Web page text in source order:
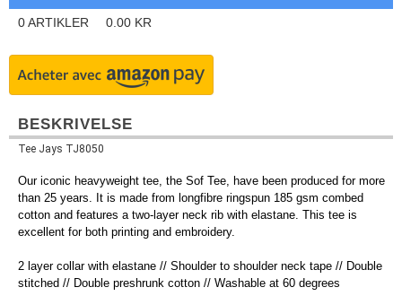
0ARTIKLER 0.00 KR
BESKRIVELSE
Tee Jays TJ8050
Our iconic heavyweight tee, the Sof Tee, have been produced for more
than 25 years. It is made from longfibre ringspun 185 gsm combed
cotton and features a two-layer neck rib with elastane. This tee is
excellent for both printing and embroidery.
2 layer collar with elastane // Shoulder to shoulder neck tape // Double
stitched // Double preshrunk cotton // Washable at 60 degrees